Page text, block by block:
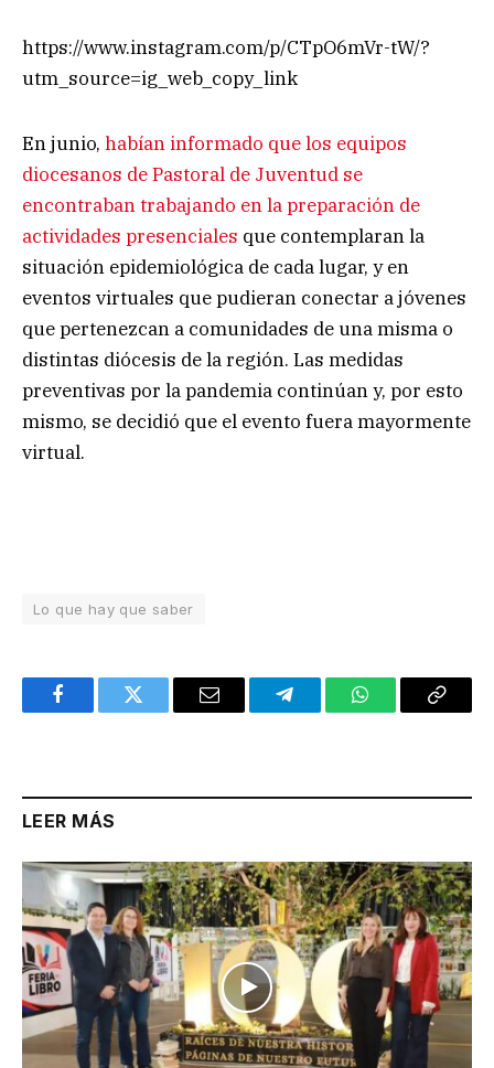
https://www.instagram.com/p/CTpO6mVr-tW/?
utm_source=ig_web_copy_link
En junio, habían informado que los equipos
diocesanos de Pastoral de Juventud se
encontraban trabajando en la preparación de
actividades presenciales que contemplaran la
situación epidemiológica de cada lugar, y en
eventos virtuales que pudieran conectar a jóvenes
que pertenezcan a comunidades de una misma o
distintas diócesis de la región. Las medidas
preventivas por la pandemia continúan y, por esto
mismo, se decidió que el evento fuera mayormente
virtual.
Lo que hay que saber
FacebookTwitter Email TelegramWhatsAppCopy
LEER MÁS